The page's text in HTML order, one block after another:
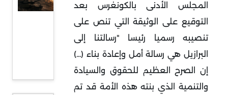
المجلس الأدنى بالكونغرس بعد
التوقيع على الوثيقة التي تنص على
تنصيبه رسميا رئيسا "رسالتنا إلى
البرازيل هي رسالة أمل وإعادة بناء (...)
إن الصرح العظيم للحقوق والسيادة
والتنمية الذي بنته هذه الأمة قد تم
عودة
المواجهة
المباشرة
بين إيران
وإسرائيل